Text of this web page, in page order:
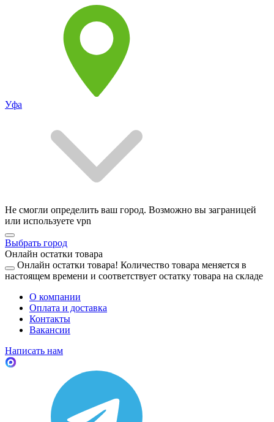
Уфа
Не смогли определить ваш город. Возможно вы заграницей
или используете vpn
Выбрать город
Онлайн остатки товара
Онлайн остатки товара! Количество товара меняется в
настоящем времени и соответствует остатку товара на складе
О компании
Оплата и доставка
Контакты
Вакансии
Написать нам